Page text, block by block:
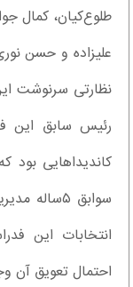
طلوع‌کیان، کمال
علیزاده و حسن
نظارتی سرنوشت
کاندیداهایی بود
سوابق
انتخابات این
احتمال تعویق آن